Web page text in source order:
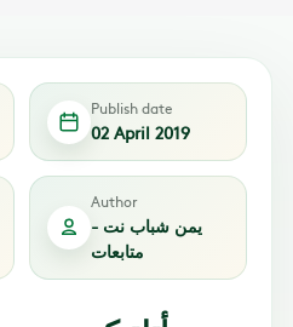
Publish date
02 April 2019
Author
يمن شباب نت -
متابعات